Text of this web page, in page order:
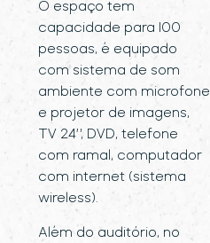
O espaço tem
capacidade para 100
pessoas, é equipado
com sistema de som
ambiente com microfone
e projetor de imagens,
TV 24”, DVD, telefone
com ramal, computador
com internet (sistema
wireless).
Além do auditório, no